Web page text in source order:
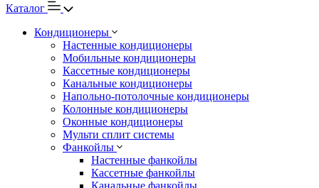
Каталог
Кондиционеры
Настенные кондиционеры
Мобильные кондиционеры
Кассетные кондиционеры
Канальные кондиционеры
Напольно-потолочные кондиционеры
Колонные кондиционеры
Оконные кондиционеры
Мульти сплит системы
Фанкойлы
Настенные фанкойлы
Кассетные фанкойлы
Канальные фанкойлы